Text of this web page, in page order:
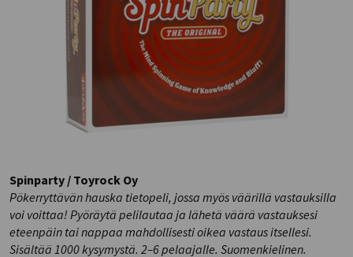
Spinparty / Toyrock Oy
Pökerryttävän hauska tietopeli, jossa myös väärillä vastauksilla
voi voittaa! Pyöräytä pelilautaa ja lähetä väärä vastauksesi
eteenpäin tai nappaa mahdollisesti oikea vastaus itsellesi.
Sisältää 1000 kysymystä. 2–6 pelaajalle. Suomenkielinen.